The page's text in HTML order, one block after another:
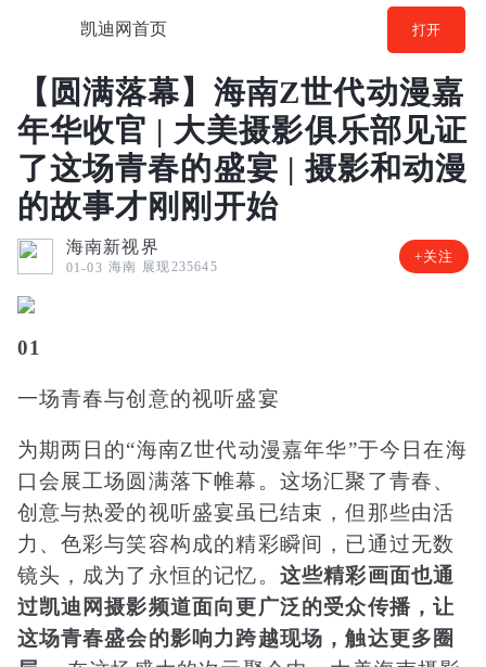
凯迪网首页 打开
【圆满落幕】海南Z世代动漫嘉
年华收官 | 大美摄影俱乐部见证
了这场青春的盛宴 | 摄影和动漫
的故事才刚刚开始
海南新视界
01-03 海南 展现235645
+关注
01
一场青春与创意的视听盛宴
为期两日的“海南Z世代动漫嘉年华”于今日在海
口会展工场圆满落下帷幕。这场汇聚了青春、
创意与热爱的视听盛宴虽已结束，但那些由活
力、色彩与笑容构成的精彩瞬间，已通过无数
镜头，成为了永恒的记忆。 这些精彩画面也通
过凯迪网摄影频道面向更广泛的受众传播，让
这场青春盛会的影响力跨越现场，触达更多圈